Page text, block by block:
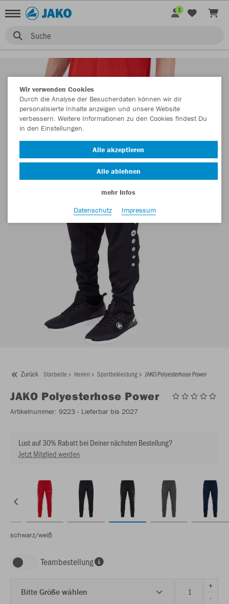
Suche
1
Zurück Startseite Herren Sportbekleidung JAKO Polyesterhose Power
JAKO Polyesterhose Power
Artikelnummer: 9223 - Lieferbar bis 2027
Lust auf 30% Rabatt bei Deiner nächsten Bestellung?
Jetzt Mitglied werden
schwarz/weiß
Teambestellung
Bitte Größe wählen
+
-
Wir verwenden Cookies
Durch die Analyse der Besucherdaten können wir dir
personalisierte Inhalte anzeigen und unsere Website
verbessern. Weitere Informationen zu den Cookies findest Du
in den Einstellungen.
Alle akzeptieren
Alle ablehnen
mehr Infos
Datenschutz
Impressum